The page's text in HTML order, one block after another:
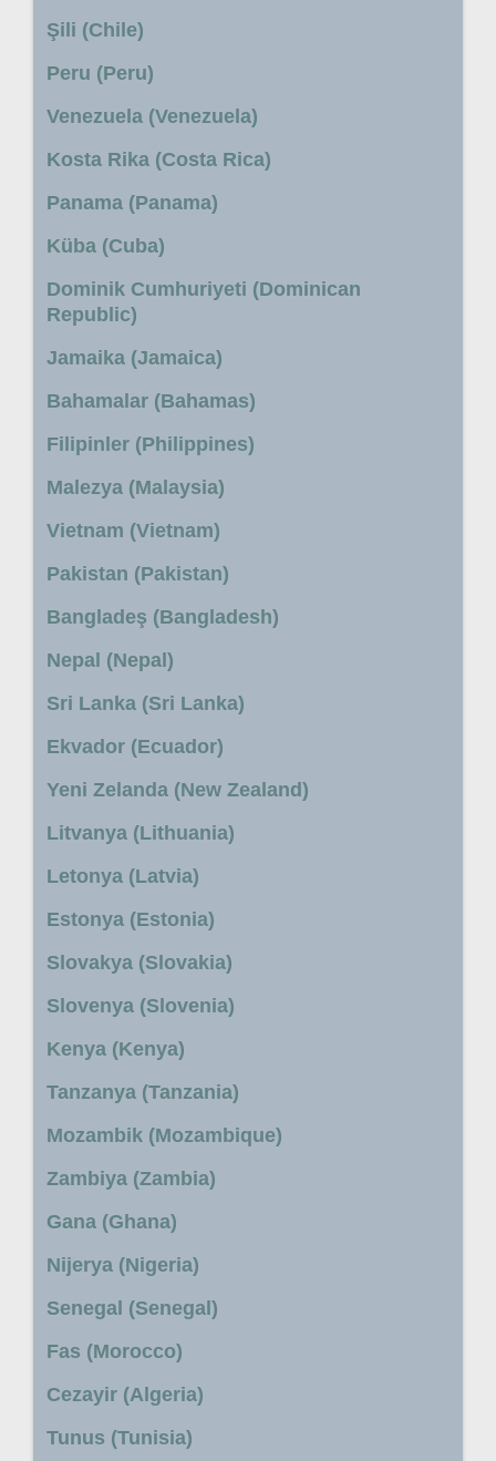
Şili (Chile)
Peru (Peru)
Venezuela (Venezuela)
Kosta Rika (Costa Rica)
Panama (Panama)
Küba (Cuba)
Dominik Cumhuriyeti (Dominican
Republic)
Jamaika (Jamaica)
Bahamalar (Bahamas)
Filipinler (Philippines)
Malezya (Malaysia)
Vietnam (Vietnam)
Pakistan (Pakistan)
Bangladeş (Bangladesh)
Nepal (Nepal)
Sri Lanka (Sri Lanka)
Ekvador (Ecuador)
Yeni Zelanda (New Zealand)
Litvanya (Lithuania)
Letonya (Latvia)
Estonya (Estonia)
Slovakya (Slovakia)
Slovenya (Slovenia)
Kenya (Kenya)
Tanzanya (Tanzania)
Mozambik (Mozambique)
Zambiya (Zambia)
Gana (Ghana)
Nijerya (Nigeria)
Senegal (Senegal)
Fas (Morocco)
Cezayir (Algeria)
Tunus (Tunisia)